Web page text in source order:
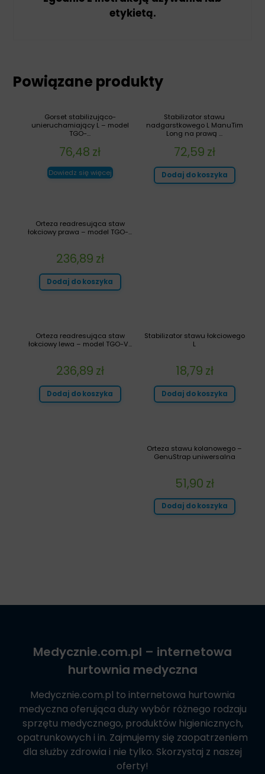
etykietą.
Powiązane produkty
Stabilizator stawu
nadgarstkowego L ManuTim
Long na prawą ...
72,59 zł
Dodaj do koszyka
Gorset stabilizująco-
unieruchamiający L – model
TGO-...
76,48 zł
Dowiedz się więcej
Orteza readresująca staw
łokciowy prawa – model TGO-...
236,89 zł
Dodaj do koszyka
Stabilizator stawu łokciowego
L
18,79 zł
Dodaj do koszyka
Orteza readresująca staw
łokciowy lewa – model TGO-V...
236,89 zł
Dodaj do koszyka
Orteza stawu kolanowego –
GenuStrap uniwersalna
51,90 zł
Dodaj do koszyka
Medycznie.com.pl – internetowa
hurtownia medyczna
Medycznie.com.pl to internetowa hurtownia
medyczna oferująca duży wybór różnego rodzaju
sprzętu medycznego, produktów higienicznych,
opatrunkowych i in. Zajmujemy się zaopatrzeniem
dla służby zdrowia i nie tylko. Skorzystaj z naszej
oferty!